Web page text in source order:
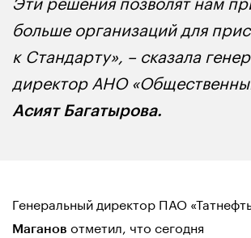
больше организаций для
к Стандарту», – сказала
директор АНО
Асият Багатырова.
Генеральный директор ПАО
Маганов отметил, что сегодня